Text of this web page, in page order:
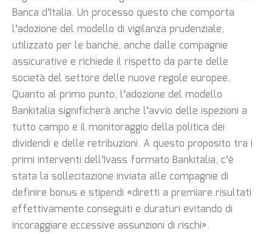
Banca d’Italia. Un processo questo che comporta
l’adozione del modello di vigilanza prudenziale,
utilizzato per le banche, anche dalle compagnie
assicurative e richiede il rispetto da parte delle
società del settore delle nuove regole europee.
Quanto al primo punto, l’adozione del modello
Bankitalia significherà anche l’avvio delle ispezioni a
tutto campo e il monitoraggio della politica dei
dividendi e delle retribuzioni. A questo proposito tra i
primi interventi dell’Ivass formato Bankitalia, c’è
stata la sollecitazione inviata alle compagnie di
definire bonus e stipendi «diretti a premiare risultati
effettivamente conseguiti e duraturi evitando di
incoraggiare eccessive assunzioni di rischi».